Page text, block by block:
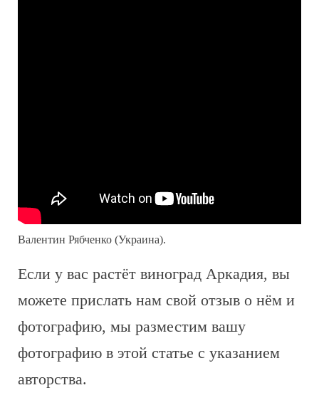
Валентин Рябченко (Украина).
Если у вас растёт виноград Аркадия, вы
можете прислать нам свой отзыв о нём и
фотографию, мы разместим вашу
фотографию в этой статье с указанием
авторства.